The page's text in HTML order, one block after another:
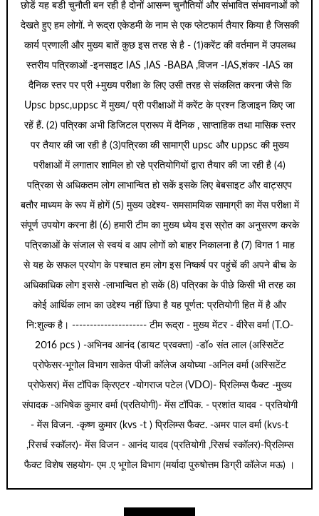
छोडें यह बडी चुनौती बन रही है दोनों आसन्न चुनौतियों और संभावित संभावनाओं को
देखते हुए हम लोगों. ने रूद्रा एकेडमी के नाम से एक प्लेटफार्म तैयार किया है जिसकी
कार्य प्रणाली और मुख्य बातें कुछ इस तरह से है - (1)करेंट की वर्तमान में उपलब्ध
स्तरीय पत्रिकाओं -इनसाइट IAS ,IAS -BABA ,विजन -IAS,शंकर -IAS का
दैनिक स्तर पर प्री +मुख्य परीक्षा के लिए उसी तरह से संकलित करना जैसे कि
Upsc bpsc,uppsc में मुख्य/ प्री परीक्षाओं में करेंट के प्रश्न डिजाइन किए जा
रहें हैं. (2) पत्रिका अभी डिजिटल प्रारूप में दैनिक , साप्ताहिक तथा मासिक स्तर
पर तैयार की जा रही है (3)पत्रिका की सामाग्री upsc और uppsc की मुख्य
परीक्षाओं में लगातार शामिल हो रहे प्रतियोगियों द्वारा तैयार की जा रही है (4)
पत्रिका से अधिकतम लोग लाभान्वित हो सकें इसके लिए बेबसाइट और वाट्सएप
बतौर माध्यम के रूप में होगें (5) मुख्य उद्देश्य- समसामयिक सामाग्री का मेंस परीक्षा में
संपूर्ण उपयोग करना हैl (6) हमारी टीम का मुख्य ध्येय इस स्रोत का अनुसरण करके
पत्रिकाओं के संजाल से स्वयं व आप लोगों को बाहर निकालना है (7) विगत 1 माह
से यह के सफल प्रयोग के पश्चात हम लोग इस निष्कर्ष पर पहुंचें की अपने बीच के
अधिकाधिक लोग इससे -लाभान्वित हो सकें (8) पत्रिका के पीछे किसी भी तरह का
कोई आर्थिक लाभ का उद्देश्य नहीं छिपा है यह पूर्णत: प्रतियोगी हित में है और
नि:शुल्क है। --------------------- टीम रूद्रा - मुख्य मेंटर - वीरेेस वर्मा (T.O-
2016 pcs ) -अभिनव आनंद (डायट प्रवक्ता) -डॉ० संत लाल (अस्सिटेंट
प्रोफेसर-भूगोल विभाग साकेत पीजी कॉलेज अयोघ्या -अनिल वर्मा (अस्सिटेंट
प्रोफेसर) मेंस टॉपिक क्रिएटर -योगराज पटेल (VDO)- प्रिलिम्स फैक्ट -मुख्य
संपादक -अभिषेक कुमार वर्मा (प्रतियोगी)- मेंस टॉपिक. - प्रशांत यादव - प्रतियोगी
- मेंस विजन. -कृष्ण कुमार (kvs -t ) प्रिलिम्स फैक्ट. -अमर पाल वर्मा (kvs-t
,रिसर्च स्कॉलर)- मेंस विजन - आनंद यादव (प्रतियोगी ,रिसर्च स्कॉलर)-प्रिलिम्स
फैक्ट विशेष सहयोग- एम .ए भूगोल विभाग (मर्यादा पुरुषोत्तम डिग्री कॉलेज मऊ) ।